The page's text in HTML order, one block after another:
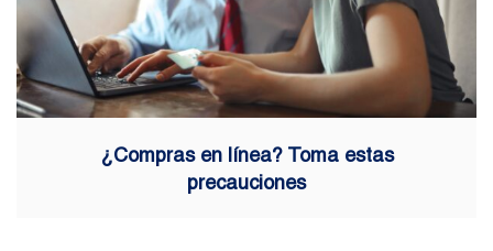
¿Compras en línea? Toma estas
precauciones